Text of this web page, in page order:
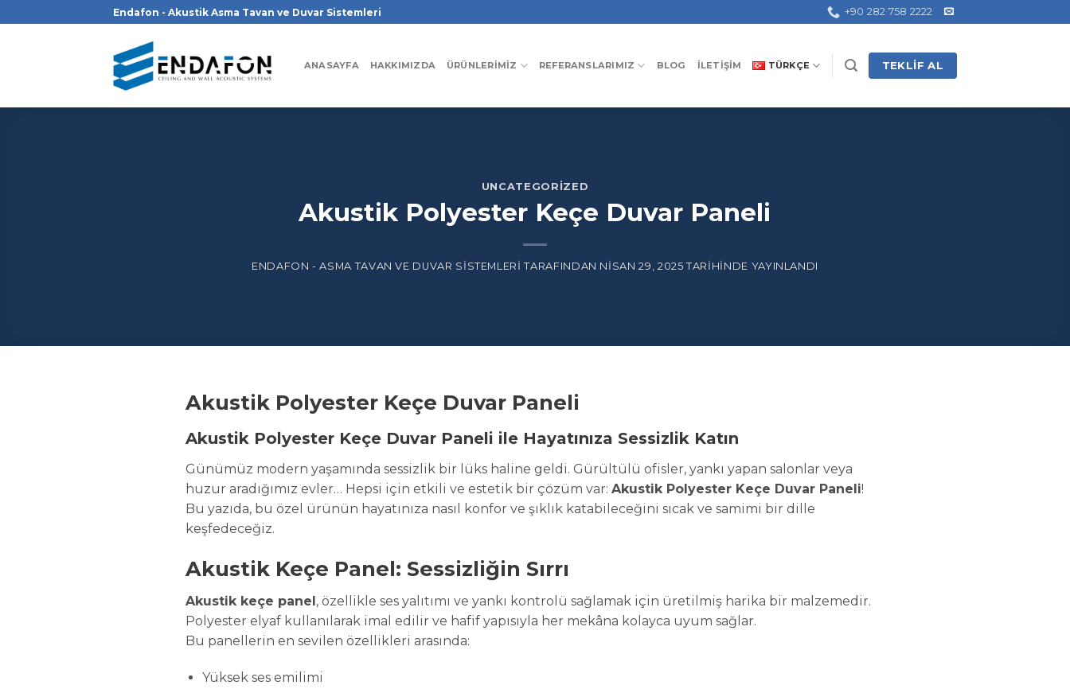
atla
Endafon - Akustik Asma Tavan ve Duvar Sistemleri +90 282 758 2222
ANASAYFA HAKKIMIZDA ÜRÜNLERIMIZ REFERANSLARIMIZ BLOG İLETIŞIM TÜRKÇE TEKLIF AL
UNCATEGORIZED
Akustik Polyester Keçe Duvar Paneli
ENDAFON - ASMA TAVAN VE DUVAR SISTEMLERI TARAFINDAN NISAN 29, 2025 TARIHINDE YAYINLANDI
Akustik Polyester Keçe Duvar Paneli
Akustik Polyester Keçe Duvar Paneli ile Hayatınıza Sessizlik Katın
Günümüz modern yaşamında sessizlik bir lüks haline geldi. Gürültülü ofisler, yankı yapan salonlar veya
huzur aradığımız evler… Hepsi için etkili ve estetik bir çözüm var: Akustik Polyester Keçe Duvar Paneli!
Bu yazıda, bu özel ürünün hayatınıza nasıl konfor ve şıklık katabileceğini sıcak ve samimi bir dille
keşfedeceğiz.
Akustik Keçe Panel: Sessizliğin Sırrı
Akustik keçe panel , özellikle ses yalıtımı ve yankı kontrolü sağlamak için üretilmiş harika bir malzemedir.
Polyester elyaf kullanılarak imal edilir ve hafif yapısıyla her mekâna kolayca uyum sağlar.
Bu panellerin en sevilen özellikleri arasında:
Yüksek ses emilimi